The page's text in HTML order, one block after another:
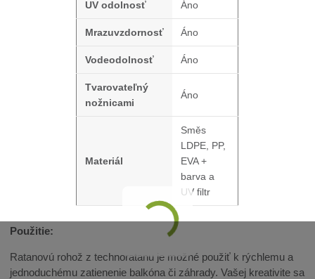
UV odolnosť Áno
Mrazuvzdornosť Áno
Vodeodolnosť Áno
Tvarovateľný
nožnicami
Áno
Materiál
Směs
LDPE, PP,
EVA +
barva a
UV filtr
Použitie:
Ratanovú rohož z technoratanu je možné použiť k rýchlemu a
jednoduchému zatienenie balkóna či záhrady. Vašej kreativite sa